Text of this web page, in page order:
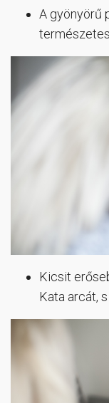
A gyönyörű
Kicsit
Kata arcát,